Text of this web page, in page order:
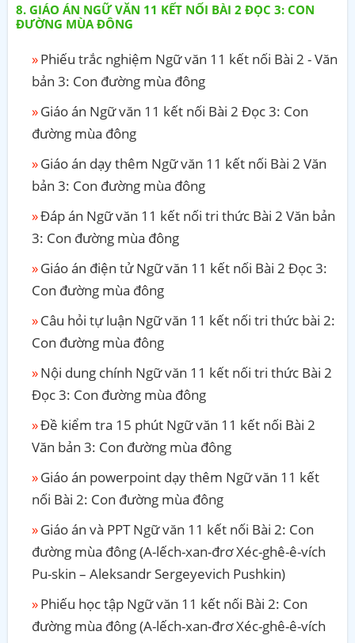
GIÁO ÁN NGỮ VĂN 11 KẾT NỐI BÀI 2 ĐỌC 3: CON
ĐƯỜNG MÙA ĐÔNG
Phiếu trắc nghiệm Ngữ văn 11 kết nối Bài 2 - Văn
bản 3: Con đường mùa đông
Giáo án Ngữ văn 11 kết nối Bài 2 Đọc 3: Con
đường mùa đông
Giáo án dạy thêm Ngữ văn 11 kết nối Bài 2 Văn
bản 3: Con đường mùa đông
Đáp án Ngữ văn 11 kết nối tri thức Bài 2 Văn bản
3: Con đường mùa đông
Giáo án điện tử Ngữ văn 11 kết nối Bài 2 Đọc 3:
Con đường mùa đông
Câu hỏi tự luận Ngữ văn 11 kết nối tri thức bài 2:
Con đường mùa đông
Nội dung chính Ngữ văn 11 kết nối tri thức Bài 2
Đọc 3: Con đường mùa đông
Đề kiểm tra 15 phút Ngữ văn 11 kết nối Bài 2
Văn bản 3: Con đường mùa đông
Giáo án powerpoint dạy thêm Ngữ văn 11 kết
nối Bài 2: Con đường mùa đông
Giáo án và PPT Ngữ văn 11 kết nối Bài 2: Con
đường mùa đông (A-lếch-xan-đrơ Xéc-ghê-ê-vích
Pu-skin – Aleksandr Sergeyevich Pushkin)
Phiếu học tập Ngữ văn 11 kết nối Bài 2: Con
đường mùa đông (A-lếch-xan-đrơ Xéc-ghê-ê-vích